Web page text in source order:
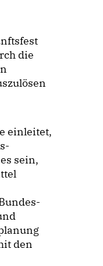
die
einleitet,
sein,
den